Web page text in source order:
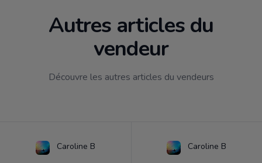
Autres articles du
vendeur
Découvre les autres articles du vendeurs
Caroline B Caroline B